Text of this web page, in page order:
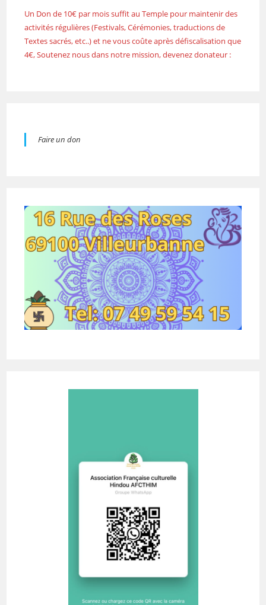
Un Don de 10€ par mois suffit au Temple pour maintenir des
activités régulières (Festivals, Cérémonies, traductions de
Textes sacrés, etc..) et ne vous coûte après défiscalisation que
4€, Soutenez nous dans notre mission, devenez donateur :
Faire un don